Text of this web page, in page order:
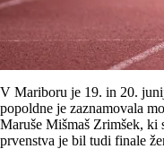
V Mariboru je 19. in 20.
popoldne je zaznamovala
Maruše Mišmaš Zrimšek, ki
prvenstva je bil tudi finale